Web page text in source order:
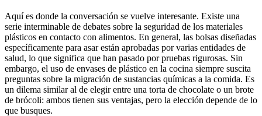
Aquí es donde la conversación se vuelve interesante. Existe una
serie ⁤interminable de ⁢debates sobre la seguridad de los materiales
plásticos en contacto con alimentos. ‌En general, las bolsas ⁢diseñadas
específicamente para asar están ⁤aprobadas por ​varias⁢ entidades‌ de
salud, lo que significa ⁢que han⁣ pasado por pruebas rigurosas. ⁤Sin
embargo, ‍el uso de envases de plástico en la cocina siempre suscita
preguntas sobre la migración de ⁣sustancias químicas ​a ⁢la comida. ‌Es
un dilema similar al de ‌elegir entre una⁣ torta de chocolate o un brote
de brócoli: ambos⁢ tienen ‍sus ventajas, pero la elección​ depende de ‍lo‍
que ​busques.